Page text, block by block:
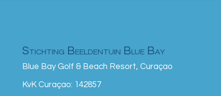
Stichting Beeldentuin Blue Bay
Blue Bay Golf & Beach Resort, Curaçao
KvK Curaçao: 142857